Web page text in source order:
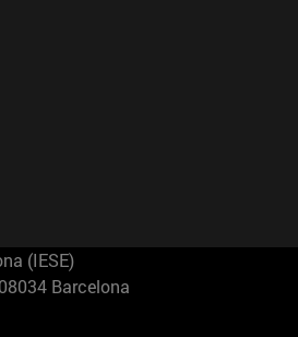
(IESE)
Barcelona